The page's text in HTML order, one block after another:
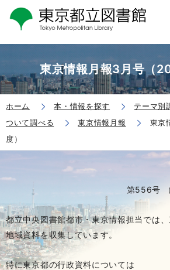
東京情報月報3月号（
ホーム 本・情報を探す テーマ別
ついて調べる
東京情報月報
東京
度）
第556号
都立中央図書館都市・東京情報担当では
地域資料を収集しています。
特に東京都の行政資料については